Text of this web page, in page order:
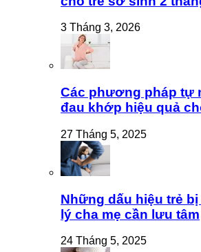
3 Tháng 3, 2026
Các phương pháp tự
đau khớp hiệu quả
27 Tháng 5, 2025
Những dấu hiệu trẻ
lý cha mẹ cần lưu tâm
24 Tháng 5, 2025